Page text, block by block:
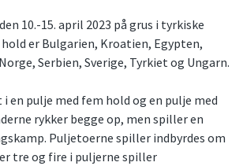
10.-15. april 2023 på grus i tyrkiske
er Bulgarien, Kroatien, Egypten,
Serbien, Sverige, Tyrkiet og Ungarn.
en pulje med fem hold og en pulje med
rykker begge op, men spiller en
Puljetoerne spiller indbyrdes om
tre og fire i puljerne spiller